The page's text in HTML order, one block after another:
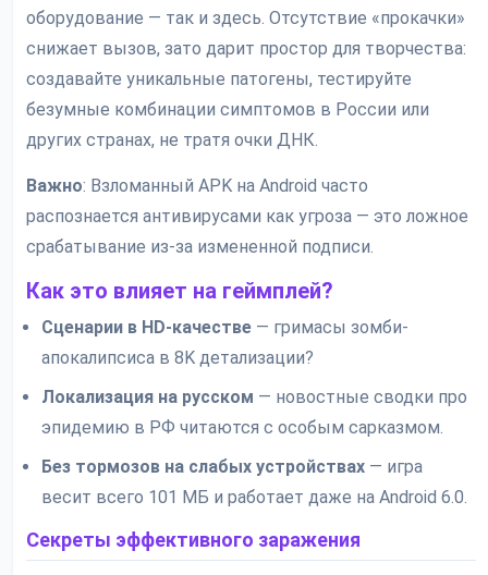
оборудование — так и здесь. Отсутствие «прокачки»
снижает вызов, зато дарит простор для творчества:
создавайте уникальные патогены, тестируйте
безумные комбинации симптомов в России или
других странах, не тратя очки ДНК.
Важно: Взломанный APK на Android часто
распознается антивирусами как угроза — это ложное
срабатывание из-за измененной подписи.
Как это влияет на геймплей?
Сценарии в HD-качестве — гримасы зомби-
апокалипсиса в 8K детализации?
Локализация на русском — новостные сводки про
эпидемию в РФ читаются с особым сарказмом.
Без тормозов на слабых устройствах — игра
весит всего 101 МБ и работает даже на Android 6.0.
Секреты эффективного заражения